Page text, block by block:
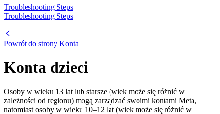
Troubleshooting Steps
Troubleshooting Steps
Powrót do strony Konta
Konta dzieci
Osoby w wieku 13 lat lub starsze (wiek może się różnić w
zależności od regionu) mogą zarządzać swoimi kontami Meta,
natomiast osoby w wieku 10–12 lat (wiek może się różnić w